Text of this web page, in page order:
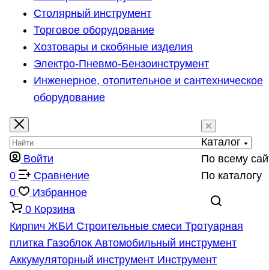
Столярный инструмент
Торговое оборудование
Хозтовары и скобяные изделия
Электро-Пневмо-Бензоинструмент
Инженерное, отопительное и сантехническое
оборудование
Каталог
По всему
По каталогу
Войти
0
Сравнение
0
Избранное
0 Корзина
Кирпич ЖБИ Строительные смеси Тротуарная
плитка Газоблок Автомобильный инструмент
Аккумуляторный инструмент Инструмент